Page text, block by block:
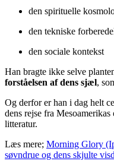
den spirituelle
den tekniske
den sociale kontekst
Han bragte ikke selve
forståelsen af dens sjæl,
Og derfor er han i dag helt
dens rejse fra
litteratur.
Læs mere; Morning Glory
søvndrue og dens skjulte